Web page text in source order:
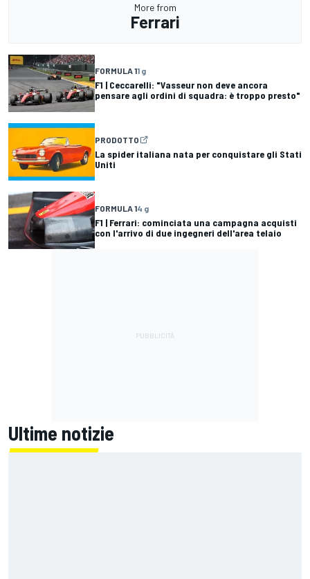
More from
Ferrari
FORMULA 11 g
F1 | Ceccarelli: "Vasseur non deve ancora
pensare agli ordini di squadra: è troppo presto"
PRODOTTO
La spider italiana nata per conquistare gli Stati
Uniti
FORMULA 14 g
F1 | Ferrari: cominciata una campagna acquisti
con l'arrivo di due ingegneri dell'area telaio
Ultime notizie